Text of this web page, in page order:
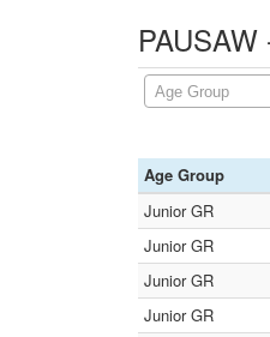
Age Group
Age Group
Junior GR
Junior GR
Junior GR
Junior GR